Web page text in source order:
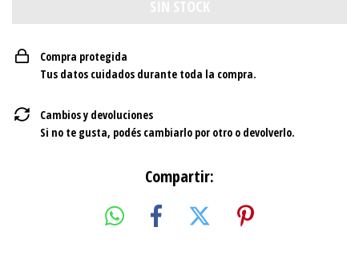
Compra protegida
Tus datos cuidados durante toda la compra.
Cambios y devoluciones
Si no te gusta, podés cambiarlo por otro o devolverlo.
Compartir: